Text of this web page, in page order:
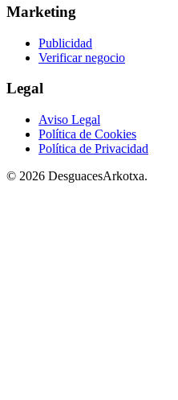
Marketing
Publicidad
Verificar negocio
Legal
Aviso Legal
Política de Cookies
Política de Privacidad
© 2026 DesguacesArkotxa.